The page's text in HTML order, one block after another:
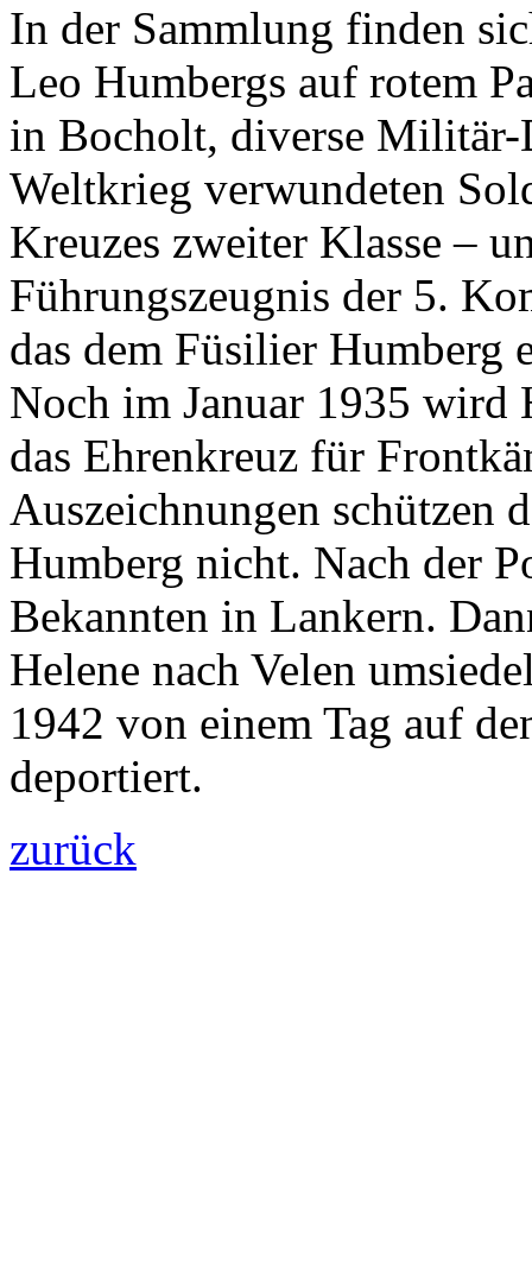
In der Sammlung finden
Leo Humbergs auf rotem
in Bocholt, diverse Militär-
Weltkrieg verwundeten
Kreuzes zweiter Klasse –
Führungszeugnis der 5.
das dem Füsilier Humberg
Noch im Januar 1935 wird
das Ehrenkreuz für
Auszeichnungen schützen
Humberg nicht. Nach der
Bekannten in Lankern.
Helene nach Velen
1942 von einem Tag auf
deportiert.
zurück